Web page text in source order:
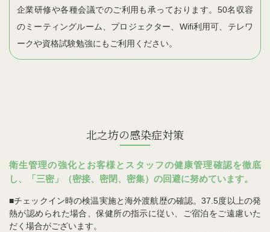
企業研修や各種会議でのご利用も承っております。50名収容
のミーティングルーム、プロジェクター、Wifi利用可、テレワ
ークや資格試験勉強にもご利用ください。
北之坊の感染症対策
衛生管理の強化とお客様とスタッフの健康管理確認を徹底
し、「三密」（密接、密閉、密集）の回避に努めています。
■チェックイン時の検温実施と海外渡航歴の確認。37.5度以上の発
熱が認められた場合、保健所の指示に従い、ご宿泊をご遠慮いた
だく場合がございます。